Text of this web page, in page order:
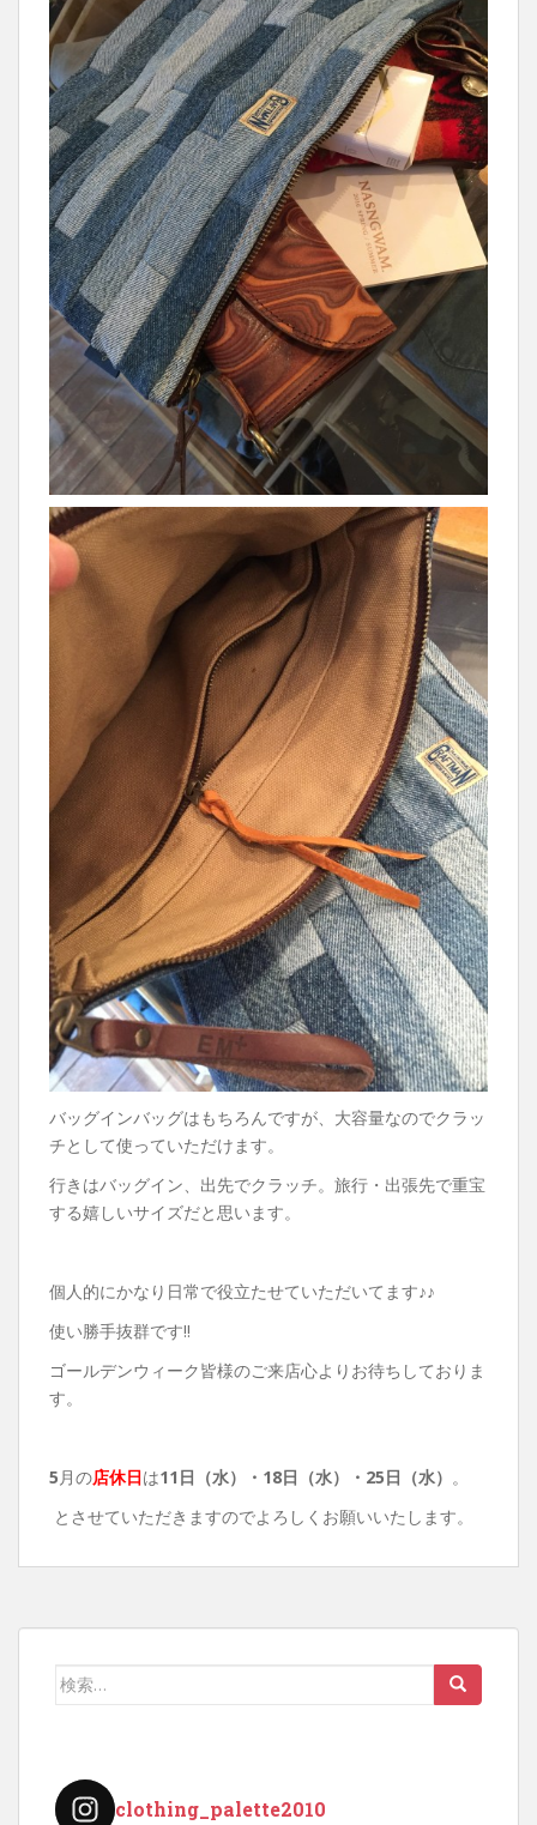
バッグインバッグはもちろんですが、大容量なのでクラッ
チとして使っていただけます。
行きはバッグイン、出先でクラッチ。旅行・出張先で重宝
する嬉しいサイズだと思います。
個人的にかなり日常で役立たせていただいてます♪♪
使い勝手抜群です!!
ゴールデンウィーク皆様のご来店心よりお待ちしておりま
す。
5 月の店休日は11日（水）・18日（水）・25日（水） 。
とさせていただきますのでよろしくお願いいたします。
検
clothing_palette2010